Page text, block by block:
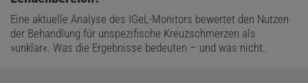
Eine aktuelle Analyse des IGeL-Monitors bewertet den Nutzen
der Behandlung für unspezifische Kreuzschmerzen als
»unklar«. Was die Ergebnisse bedeuten – und was nicht.